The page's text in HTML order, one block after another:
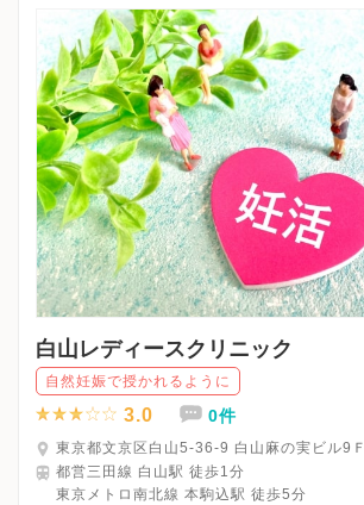
白山レディースクリニック
自然妊娠で授かれるように
3.0 0件
東京都文京区白山5-36-9 白山麻の実ビル9Ｆ
都営三田線 白山駅 徒歩1分
東京メトロ南北線 本駒込駅 徒歩5分